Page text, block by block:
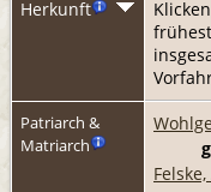
Herkunft
Patriarch &
Matriarch